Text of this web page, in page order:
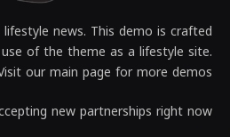
news. This demo is crafted
of the theme as a lifestyle site.
our main page for more demos.
new partnerships right now.